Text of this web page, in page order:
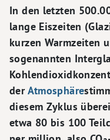
In den letzten
lange Eiszeiten
kurzen Warmzeiten
sogenannten
derAtmosphäre
diesem Zyklus
etwa 80 bis 100